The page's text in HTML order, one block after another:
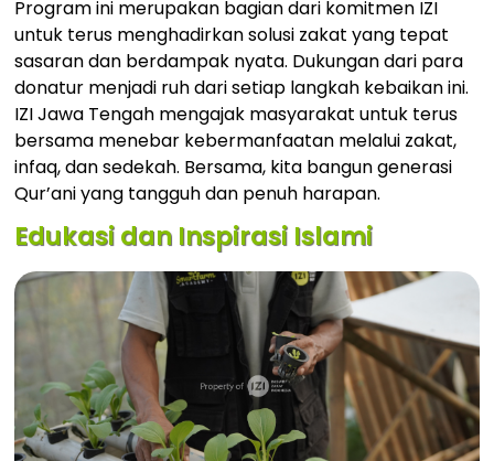
Program ini merupakan bagian dari komitmen IZI
untuk terus menghadirkan solusi zakat yang tepat
sasaran dan berdampak nyata. Dukungan dari para
donatur menjadi ruh dari setiap langkah kebaikan ini.
IZI Jawa Tengah mengajak masyarakat untuk terus
bersama menebar kebermanfaatan melalui zakat,
infaq, dan sedekah. Bersama, kita bangun generasi
Qur’ani yang tangguh dan penuh harapan.
Edukasi dan Inspirasi Islami